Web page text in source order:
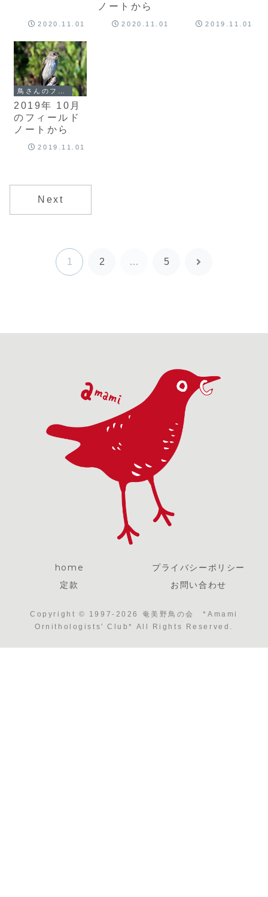
2020.11.01
ノートから
2020.11.01 2019.11.01
2019年 10月
のフィールド
ノートから
2019.11.01
Next
1 2 … 5
次
home
プライバシーポリシー
定款
お問い合わせ
Copyright © 1997-2026 奄美野鳥の会 *Amami
Ornithologists' Club* All Rights Reserved.